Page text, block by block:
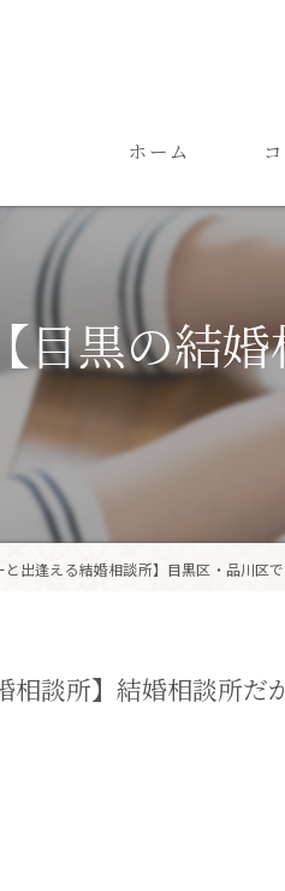
ホーム
ご
目黒の結
相談所】結婚相談所